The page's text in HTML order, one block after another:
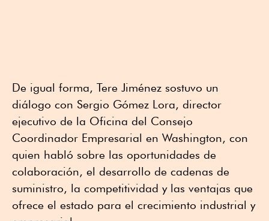
De igual forma, Tere Jiménez sostuvo un
diálogo con Sergio Gómez Lora, director
ejecutivo de la Oficina del Consejo
Coordinador Empresarial en Washington, con
quien habló sobre las oportunidades de
colaboración, el desarrollo de cadenas de
suministro, la competitividad y las ventajas que
ofrece el estado para el crecimiento industrial y